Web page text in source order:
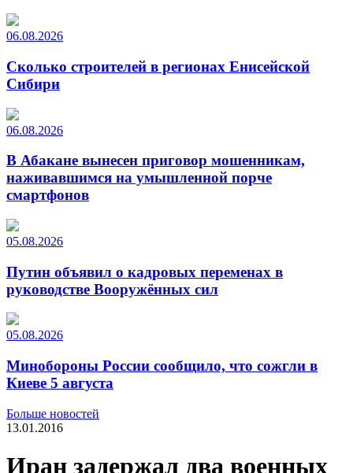
06.08.2026
Сколько строителей в регионах Енисейской
Сибири
06.08.2026
В Абакане вынесен приговор мошенникам,
наживавшимся на умышленной порче
смартфонов
05.08.2026
Путин объявил о кадровых переменах в
руководстве Вооружённых сил
05.08.2026
Минобороны России сообщило, что сожгли в
Киеве 5 августа
Больше новостей
13.01.2016
Иран задержал два военных